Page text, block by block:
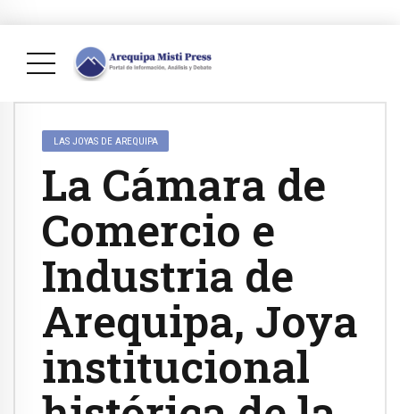
LAS JOYAS DE AREQUIPA
La Cámara de
Comercio e
Industria de
Arequipa, Joya
institucional